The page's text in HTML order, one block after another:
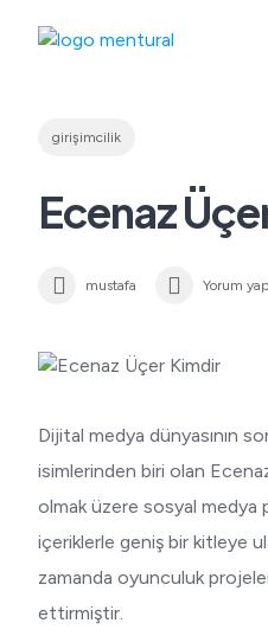
girişimcilik
Ecenaz
mustafa Yorum
Dijital medya dünyasının
isimlerinden biri olan
olmak üzere sosyal medya
içeriklerle geniş bir kitleye
zamanda oyunculuk
ettirmiştir.